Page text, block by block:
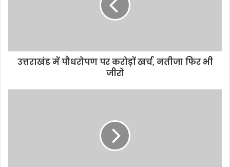
उत्तराखंड में पौधरोपण पर करोड़ों खर्च, नतीजा फिर भी
जीरो